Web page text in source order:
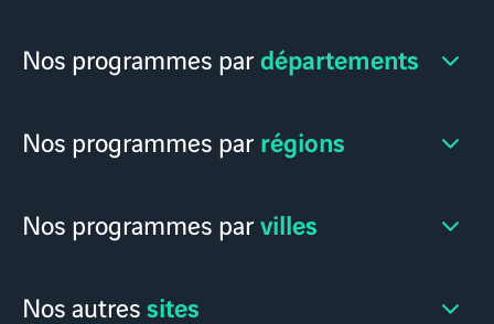
Nos programmes pardépartements
Nos programmes par régions
Nos programmes parvilles
Nos autressites